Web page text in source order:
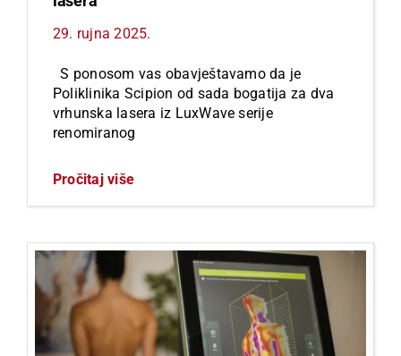
29. rujna 2025.
S ponosom vas obavještavamo da je
Poliklinika Scipion od sada bogatija za dva
vrhunska lasera iz LuxWave serije
renomiranog
Pročitaj više